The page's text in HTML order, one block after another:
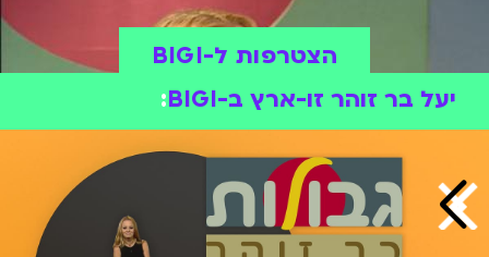
הצטרפות ל-BIGI
יעל בר זוהר זו-ארץ ב-BIGI
: